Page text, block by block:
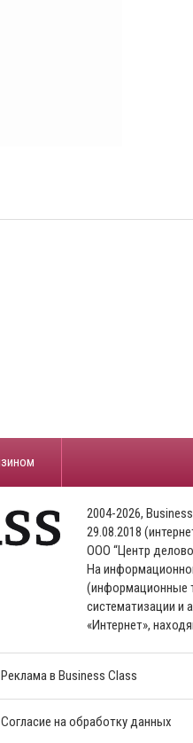
2004-2026,
29.08.2018
ООО “Центр
На
(информационные
систематизации и
«Интернет»,
Реклама в Business Class
Согласие на обработку данных